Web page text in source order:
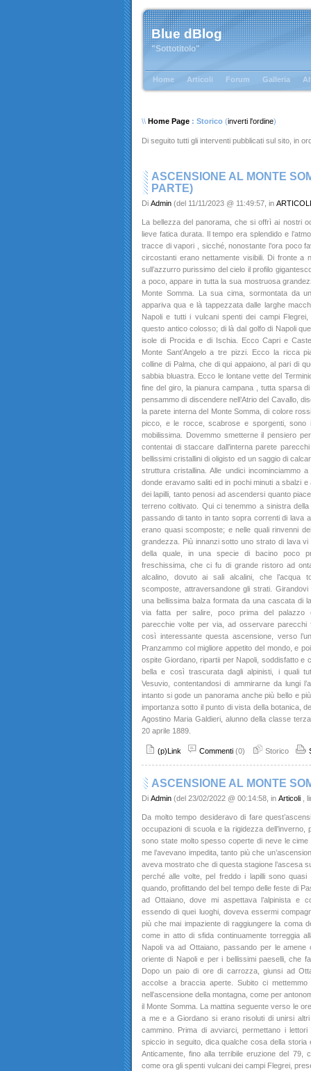
Blue dBlog
"Sottotitolo"
Home Articoli Forum Galleria
\\ Home Page : Storico (inverti l'ordine)
Di seguito tutti gli interventi pubblicati sul sito, in
ASCENSIONE AL MONTE
PARTE)
Di Admin (del 11/11/2023 @ 11:49:57, in
La bellezza del panorama, che si offrì ai nostri
lieve fatica durata. Il tempo era splendido e
tracce di vapori , sicché, nonostante l’ora poco
circostanti erano nettamente visibili. Di fronte a
sull’azzurro purissimo del cielo il profilo
a poco, appare in tutta la sua mostruosa
Monte Somma. La sua cima, sormontata da
appariva qua e là tappezzata dalle larghe
Napoli e tutti i vulcani spenti dei campi
questo antico colosso; di là dal golfo di Napoli
isole di Procida e di Ischia. Ecco Capri e
Monte Sant’Angelo a tre pizzi. Ecco la ricca
colline di Palma, che di qui appaiono, al pari di
sabbia bluastra. Ecco le lontane vette del
fine del giro, la pianura campana , tutta sparsa
pensammo di discendere nell’Atrio del Cavallo,
la parete interna del Monte Somma, di colore
picco, e le rocce, scabrose e sporgenti, sono
mobilissima. Dovemmo smetterne il pensiero
contentai di staccare dall’interna parete
bellissimi cristallini di oligisto ed un saggio di
struttura cristallina. Alle undici incominciammo
donde eravamo saliti ed in pochi minuti a sbalzi
dei lapilli, tanto penosi ad ascendersi quanto
terreno coltivato. Qui ci tenemmo a sinistra
passando di tanto in tanto sopra correnti di lava
erano quasi scomposte; e nelle quali rinvenni
grandezza. Più innanzi sotto uno strato di lava
della quale, in una specie di bacino poco
freschissima, che ci fu di grande ristoro ad
alcalino, dovuto ai sali alcalini, che l’acqua
scomposte, attraversandone gli strati.
una bellissima balza formata da una cascata di
via fatta per salire, poco prima del palazzo
parecchie volte per via, ad osservare parecchi
così interessante questa ascensione, verso
Pranzammo col migliore appetito del mondo, e
ospite Giordano, ripartii per Napoli, soddisfatto e
bella e così trascurata dagli alpinisti, i quali
Vesuvio, contentandosi di ammirarne da lungi
intanto si gode un panorama anche più bello e
importanza sotto il punto di vista della botanica,
Agostino Maria Galdieri, alunno della classe
20 aprile 1889.
(p)Link Commenti (0) Storico
ASCENSIONE AL MONTE
Di Admin (del 23/02/2022 @ 00:14:58, in Articoli ,
Da molto tempo desideravo di fare
occupazioni di scuola e la rigidezza dell’inverno,
sono state molto spesso coperte di neve le cime
me l’avevano impedita, tanto più che
aveva mostrato che di questa stagione l’ascesa
perché alle volte, pel freddo i lapilli sono quasi
quando, profittando del bel tempo delle feste di
ad Ottaiano, dove mi aspettava l’alpinista e
essendo di quei luoghi, doveva essermi
più che mai impaziente di raggiungere la coma
come in atto di sfida continuamente torreggia
Napoli va ad Ottaiano, passando per le
oriente di Napoli e per i bellissimi paeselli, che
Dopo un paio di ore di carrozza, giunsi ad
accolse a braccia aperte. Subito ci
nell’ascensione della montagna, come per
il Monte Somma. La mattina seguente verso le
a me e a Giordano si erano risoluti di unirsi
cammino. Prima di avviarci, permettano i
spiccio in seguito, dica qualche cosa della storia
Anticamente, fino alla terribile eruzione del 79,
come ora gli spenti vulcani dei campi Flegrei,